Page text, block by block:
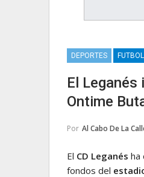
DEPORTES
El
Ontime
Por Al Cabo De La
El CD Leganés ha
fondos del